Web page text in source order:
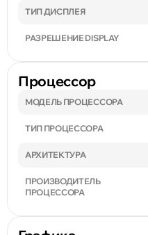
ТИП ДИСПЛЕЯ
РАЗРЕШЕНИЕ DISPLAY
Процессор
МОДЕЛЬ ПРОЦЕССОРА
ТИП ПРОЦЕССОРА
АРХИТЕКТУРА
ПРОИЗВОДИТЕЛЬ
ПРОЦЕССОРА